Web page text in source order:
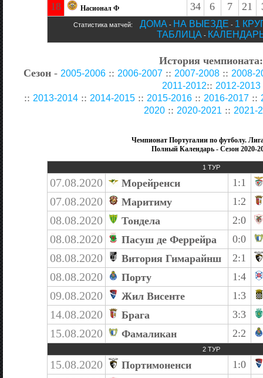
18
Насионал Ф 34 6 7 21
Статистика матчей: ДОМА - НА ВЫЕЗДЕ - 1
ТАБЛИЦА -
История чемпионата:
Сезон -2005-2006 ::2006-2007 ::2007-2008 ::2008-
2011-2012:: 2012-2013
:: 2013-2014 :: 2014-2015 :: 2015-2016 :: 2016-2017 ::
2020 :: 2020-2021 :: 2021-
Чемпионат Португалии по футболу.
Полный Календарь - Сезон 2020-
1 ТУР
07.08.2020 Морейренси 1:1
07.08.2020 Маритиму 1:2
08.08.2020 Тондела 2:0
08.08.2020 Пасуш де Феррейра 0:0
08.08.2020 Витория Гимарайнш 2:1
08.08.2020 Порту 1:4
09.08.2020 Жил Висенте 1:3
14.08.2020 Брага 3:3
15.08.2020 Фамаликан 2:2
2 ТУР
15.08.2020 Портимоненси 1:0